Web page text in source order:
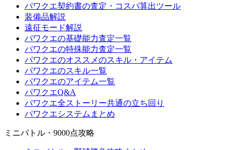
パワクエ契約書の査定・コスパ算出ツール
装備品解説
遠征モード解説
パワクエの基礎能力査定一覧
パワクエの特殊能力査定一覧
パワクエのオススメのスキル・アイテム
パワクエのスキル一覧
パワクエのアイテム一覧
パワクエQ&A
パワクエ全ストーリー共通の立ち回り
パワクエシステムまとめ
ミニバトル・9000点攻略